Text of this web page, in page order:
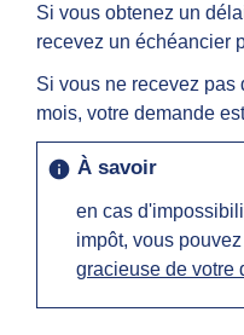
Si vous obtenez un
recevez un échéancier
Si vous ne recevez pas
mois, votre demande
info À savoir
en cas
impôt, vous
gracieuse de votre